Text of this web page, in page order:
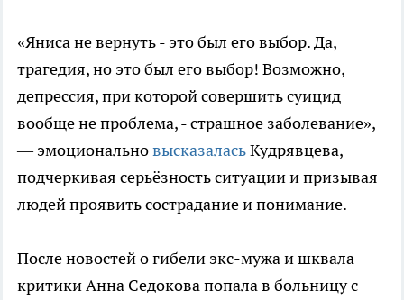
«Яниса не вернуть - это был его выбор. Да,
трагедия, но это был его выбор! Возможно,
депрессия, при которой совершить суицид
вообще не проблема, - страшное заболевание»,
— эмоциональновысказаласьКудрявцева,
подчеркивая серьёзность ситуации и призывая
людей проявить сострадание и понимание.
После новостей о гибели экс-мужа и шквала
критики Анна Седокова попала в больницу с